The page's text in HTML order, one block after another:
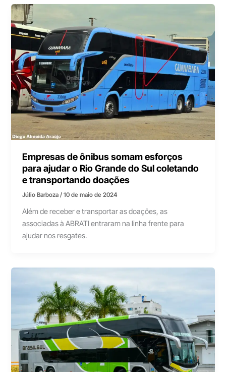
Empresas de ônibus somam esforços
para ajudar o Rio Grande do Sul coletando
e transportando doações
Júlio Barboza/10 de maio de 2024
Além de receber e transportar as doações, as
associadas à ABRATI entraram na linha frente para
ajudar nos resgates.